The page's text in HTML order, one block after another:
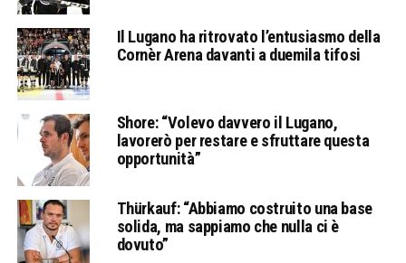
Il Lugano ha ritrovato l’entusiasmo della
Cornèr Arena davanti a duemila tifosi
Shore: “Volevo davvero il Lugano,
lavorerò per restare e sfruttare questa
opportunità”
Thürkauf: “Abbiamo costruito una base
solida, ma sappiamo che nulla ci è
dovuto”